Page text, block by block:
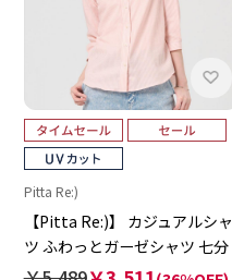
Pitta Re:)
【Pitta Re:)】 カジュアルシャ
ツ ふわっとガーゼシャツ 七分
袖 綿100% レディース